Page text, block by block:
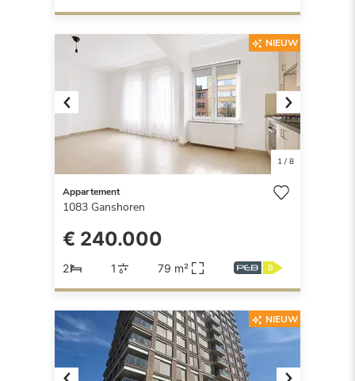
Previous Next
1/ 8
NIEUW
Appartement
1083 Ganshoren
€ 240.000
2 1 79 m²
NIEUW